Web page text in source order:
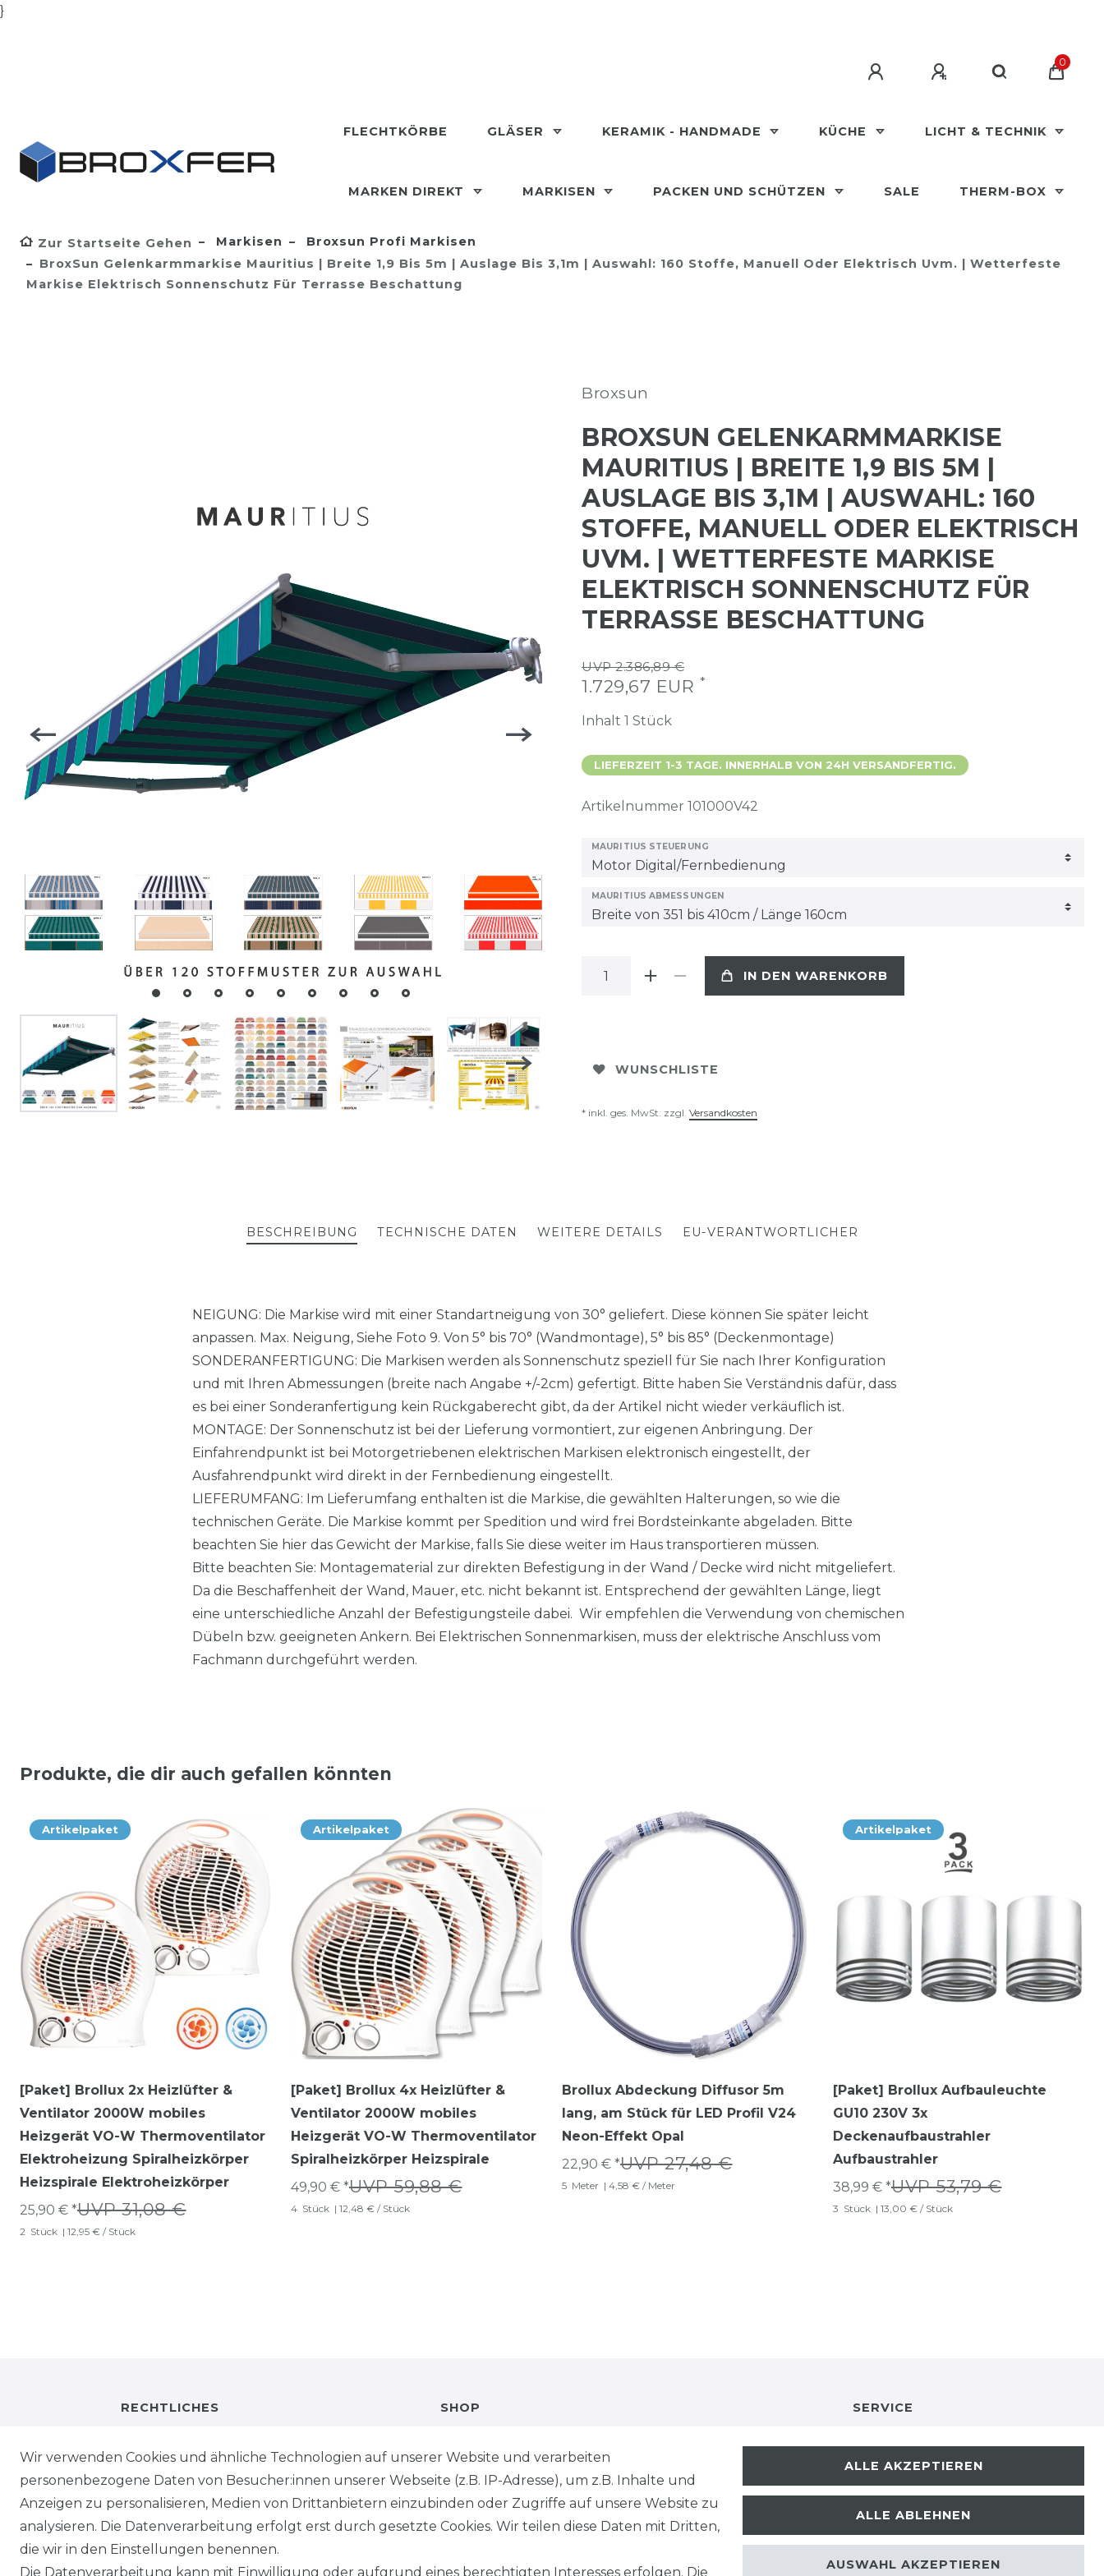
}
0
FLECHTKÖRBE GLÄSER KERAMIK - HANDMADE KÜCHE LICHT & TECHNIK
MARKEN DIREKT MARKISEN PACKEN UND SCHÜTZEN SALE THERM-BOX
Zur Startseite Gehen Markisen
Broxsun Profi Markisen
BroxSun Gelenkarmmarkise Mauritius | Breite 1,9 Bis 5m | Auslage Bis 3,1m | Auswahl: 160 Stoffe, Manuell Oder Elektrisch Uvm. | Wetterfeste
Markise Elektrisch Sonnenschutz Für Terrasse Beschattung
Broxsun
BROXSUN GELENKARMMARKISE
MAURITIUS | BREITE 1,9 BIS 5M |
AUSLAGE BIS 3,1M | AUSWAHL: 160
STOFFE, MANUELL ODER ELEKTRISCH
UVM. | WETTERFESTE MARKISE
ELEKTRISCH SONNENSCHUTZ FÜR
TERRASSE BESCHATTUNG
UVP 2.386,89 €
1.729,67 EUR *
Inhalt 1 Stück
LIEFERZEIT 1-3 TAGE. INNERHALB VON 24H VERSANDFERTIG.
Artikelnummer 101000V42
MAURITIUS STEUERUNG
MAURITIUS ABMESSUNGEN
IN DEN WARENKORB
WUNSCHLISTE
* inkl. ges. MwSt. zzgl. Versandkosten
BESCHREIBUNG TECHNISCHE DATEN WEITERE DETAILS EU-VERANTWORTLICHER
NEIGUNG: Die Markise wird mit einer Standartneigung von 30° geliefert. Diese können Sie später leicht
anpassen. Max. Neigung, Siehe Foto 9. Von 5° bis 70° (Wandmontage), 5° bis 85° (Deckenmontage)
SONDERANFERTIGUNG: Die Markisen werden als Sonnenschutz speziell für Sie nach Ihrer Konfiguration
und mit Ihren Abmessungen (breite nach Angabe +/-2cm) gefertigt. Bitte haben Sie Verständnis dafür, dass
es bei einer Sonderanfertigung kein Rückgaberecht gibt, da der Artikel nicht wieder verkäuflich ist.
MONTAGE: Der Sonnenschutz ist bei der Lieferung vormontiert, zur eigenen Anbringung. Der
Einfahrendpunkt ist bei Motorgetriebenen elektrischen Markisen elektronisch eingestellt, der
Ausfahrendpunkt wird direkt in der Fernbedienung eingestellt.
LIEFERUMFANG: Im Lieferumfang enthalten ist die Markise, die gewählten Halterungen, so wie die
technischen Geräte. Die Markise kommt per Spedition und wird frei Bordsteinkante abgeladen. Bitte
beachten Sie hier das Gewicht der Markise, falls Sie diese weiter im Haus transportieren müssen.
Bitte beachten Sie: Montagematerial zur direkten Befestigung in der Wand / Decke wird nicht mitgeliefert.
Da die Beschaffenheit der Wand, Mauer, etc. nicht bekannt ist. Entsprechend der gewählten Länge, liegt
eine unterschiedliche Anzahl der Befestigungsteile dabei. Wir empfehlen die Verwendung von chemischen
Dübeln bzw. geeigneten Ankern. Bei Elektrischen Sonnenmarkisen, muss der elektrische Anschluss vom
Fachmann durchgeführt werden.
Produkte, die dir auch gefallen könnten
Artikelpaket
[Paket] Brollux 2x Heizlüfter &
Ventilator 2000W mobiles
Heizgerät VO-W Thermoventilator
Elektroheizung Spiralheizkörper
Heizspirale Elektroheizkörper
UVP 31,08 €
25,90 € *
2 Stück | 12,95 € / Stück
Artikelpaket
[Paket] Brollux 4x Heizlüfter &
Ventilator 2000W mobiles
Heizgerät VO-W Thermoventilator
Spiralheizkörper Heizspirale
UVP 59,88 €
49,90 € *
4 Stück | 12,48 € / Stück
Brollux Abdeckung Diffusor 5m
lang, am Stück für LED Profil V24
Neon-Effekt Opal
UVP 27,48 €
22,90 € *
5 Meter | 4,58 € / Meter
Artikelpaket
[Paket] Brollux Aufbauleuchte
GU10 230V 3x
Deckenaufbaustrahler
Aufbaustrahler
UVP 53,79 €
38,99 € *
3 Stück | 13,00 € / Stück
RECHTLICHES
IMPRESSUM
DATENSCHUTZ
WIEDERRUFSRECHT
SHOP
VERSANDKOSTENINFORMATION
B2B
WUNSCHLISTE
SERVICE
RETOURENINFO
KONTAKT
ZAHLUNGSARTEN
Wir verwenden Cookies und ähnliche Technologien auf unserer Website und verarbeiten
personenbezogene Daten von Besucher:innen unserer Webseite (z.B. IP-Adresse), um z.B. Inhalte und
Anzeigen zu personalisieren, Medien von Drittanbietern einzubinden oder Zugriffe auf unsere Website zu
analysieren. Die Datenverarbeitung erfolgt erst durch gesetzte Cookies. Wir teilen diese Daten mit Dritten,
die wir in den Einstellungen benennen.
Die Datenverarbeitung kann mit Einwilligung oder aufgrund eines berechtigten Interesses erfolgen. Die
ALLE AKZEPTIEREN
ALLE ABLEHNEN
AUSWAHL AKZEPTIEREN